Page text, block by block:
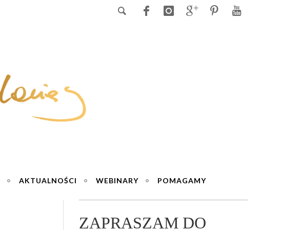
AKTUALNOŚCI WEBINARY POMAGAMY
ZAPRASZAM DO